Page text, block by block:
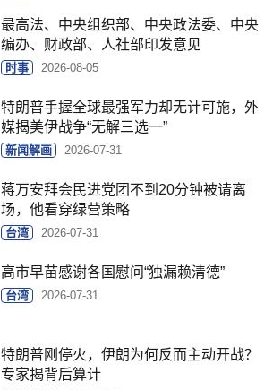
最高法、中央组织部、中央政法委、中央
编办、财政部、人社部印发意见
时事 2026-08-05
特朗普手握全球最强军力却无计可施，外
媒揭美伊战争“无解三选一”
新闻解画 2026-07-31
蒋万安拜会民进党团不到20分钟被请离
场，他看穿绿营策略
台湾 2026-07-31
高市早苗感谢各国慰问“独漏赖清德”
台湾 2026-07-31
特朗普刚停火，伊朗为何反而主动开战？
专家揭背后算计